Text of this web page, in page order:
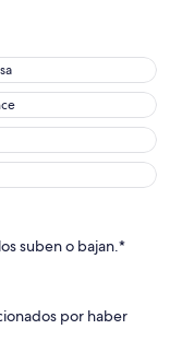
suben o bajan.*
por haber